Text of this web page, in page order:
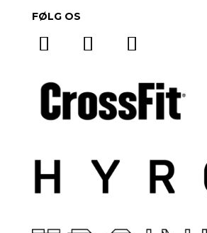
FØLG OS